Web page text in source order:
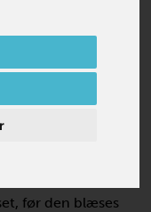
huset og udleder
den er sat helt
gang inde i huset
ud. Denne
volumenstrøm.
før den blæses